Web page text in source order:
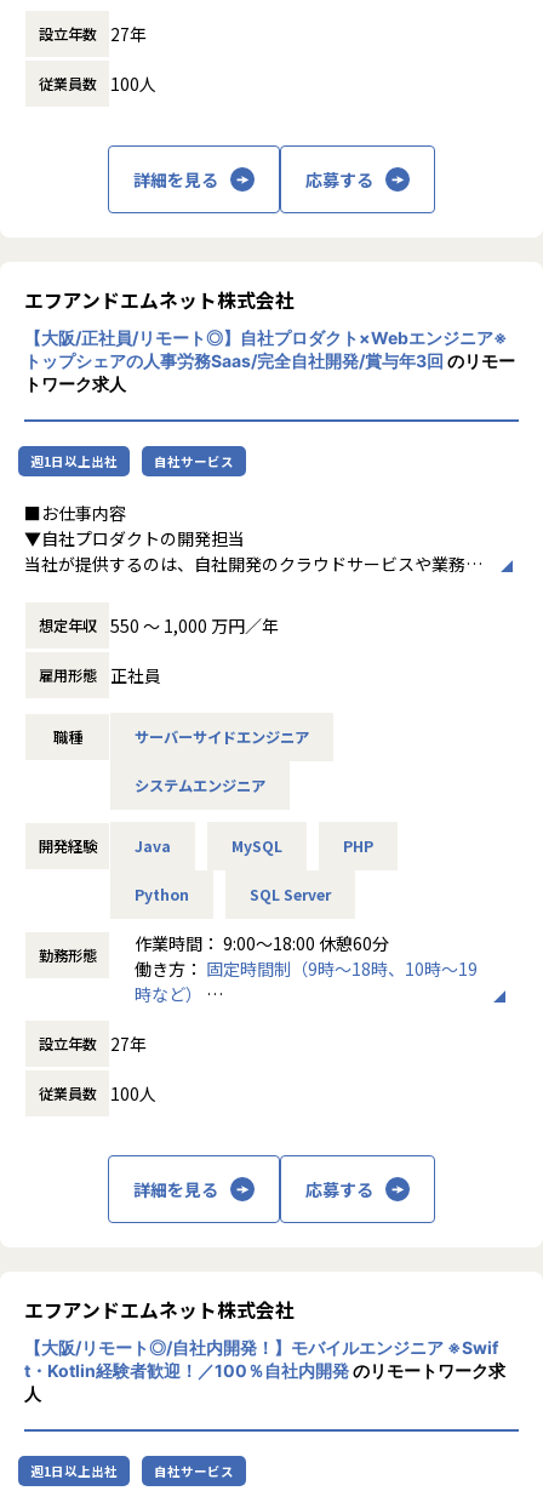
適な環境です。
【業務の変更の範囲】
・RAG、LangGraphなどを用いたAIエージェントの構築
・生成AIの研究・実験・応用検討
・他社のAPIを利用しているのではなく、自社でモデル作成
を一貫して行っているため、モデル作成の全工程に携わるこ
です。自分から新しい技術やプロジェクトを提案し、実行に
移すことができます。
・ベトナムでトップ100企業に選出されている有名研究機関
と共同研究開発を行っており、最先端の研究機関と協業がで
きます。
・在籍しているメンバーも国際色が豊かで、様々なバックグ
ラウンドから知見を持ち寄り、よりよい開発に活かすことが
できます。
■入社後のキャリアと成長環境
・生成AI・RAG・LLM応用プロジェクトに中心メンバーとし
・研究〜設計〜運用まで一貫して関われる環境
役割も選択可能
とに継続改善できる土壌あり"
■エフアンドエムネット株式会社について
略を掲げ働き方改革を推進しています。
ルネックとなっています。
「人がやるべきこと」に集中できるよう、ITの分野から企
業、事業主を支援していきます。
■技術支援制度
・資格取得支援制度：受験費用は会社が負担。（※別途社内
規定あり）
・Udemy Bussiness：Udemyを自由に使用することができ
ます。月8時間までは勤務時間中の受講もOK。
【業務の変更の範囲】
会社の定める範囲の業務
休憩時間： 60分
設立年数 27年
従業員数 100人
詳細を見る 応募する
エフアンドエムネット株式会社
【大阪/正社員/リモート◎】自社プロダクト×Webエンジニア※
トップシェアの人事労務Saas/完全自社開発/賞与年3回 のリモー
トワーク求人
週1日以上出社 自社サービス
■お仕事内容
▼自社プロダクトの開発担当
当社が提供するのは、自社開発のクラウドサービスや業務支
ユーザーの声を受け止め、エンジニア自らが企画・設計・実
装・運用まで一貫して関われる環境です。
サービスごとに開発チームが分かれており、スキルや志向に
応じて配属を決定しています。
以下のような環境で、技術とプロダクトに真剣に向き合いた
・モダンな技術選定（PHP/Laravel、React/Next.js、TypeS
・コードレビューやテスト自動化を通じた品質重視の文化
・マネジメント／スペシャリスト／PdMと多彩なキャリアパ
ス
の一連の開発業務に携わっていただきます。
ります。
■配属先例
基幹開発。
スロークエリ対策や同時アクセス対策など大規模開発の醍醐
味が味わえます。
▼会計システムチーム
CalQをはじめとした会計・申告システムの刷新や新規開発が
進行中。
BPO業務の効率化を目指した0→1開発にも挑戦可能です。
想定年収 550 〜 1,000 万円／年
雇用形態 正社員
職種 サーバーサイドエンジニア
システムエンジニア
開発経験 Java MySQL PHP
Python SQL Server
勤務形態
作業時間： 9:00～18:00 休憩60分
働き方： 固定時間制（9時～18時、10時～19
時など）
休憩時間： 60分
設立年数 27年
従業員数 100人
詳細を見る 応募する
エフアンドエムネット株式会社
【大阪/リモート◎/自社内開発！】モバイルエンジニア ※Swif
t・Kotlin経験者歓迎！／100％自社内開発のリモートワーク求
人
週1日以上出社 自社サービス